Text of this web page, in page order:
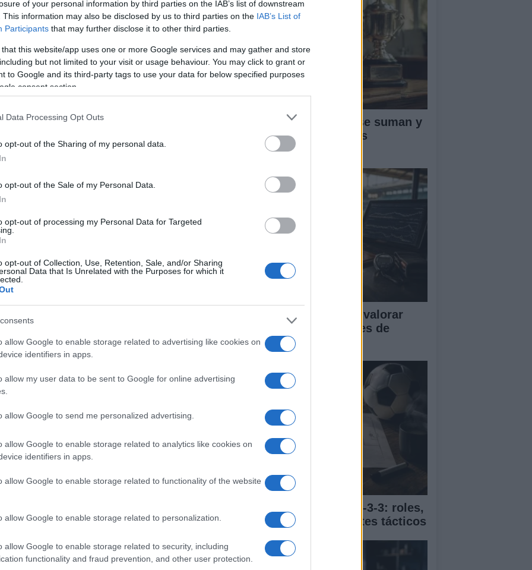
of your personal information by third parties on the IAB’s list of downstream
This information may also be disclosed by us to third parties on the IAB’s List of
Participants that may further disclose it to other third parties.
that this website/app uses one or more Google services and may gather and store
but not limited to your visit or usage behaviour. You may click to grant or
to Google and its third-party tags to use your data for below specified purposes
consent section.
Data Processing Opt Outs
opt-out of the Sharing of my personal data.
opt-out of the Sale of my Personal Data.
opt-out of processing my Personal Data for Targeted
opt-out of Collection, Use, Retention, Sale, and/or Sharing
Data that Is Unrelated with the Purposes for which it
allow Google to enable storage related to advertising like cookies on
identifiers in apps.
allow my user data to be sent to Google for online advertising
allow Google to send me personalized advertising.
allow Google to enable storage related to analytics like cookies on
identifiers in apps.
allow Google to enable storage related to functionality of the website
allow Google to enable storage related to personalization.
allow Google to enable storage related to security, including
functionality and fraud prevention, and other user protection.
hasta el fútbol.
comoJuan Montilla Lluchen powerchair,
yLuis Tomás García Ruiz
perseverancia y dedicación.
y equipos promesa
de los
Entre los finalistas se encuentran
son clave en el desarrollo y formación de los
se destacan equipos como elCDS Alevín
Navarro Jordán
del deporte en Villena y son un reflejo del trabajo
Puntos ATP: cómo se suman y
defienden en el tenis
profesional
Métricas clave para valorar
amistosos y sesiones de
entrenamiento
Guía completa del 4-3-3: roles,
movimientos y ajustes tácticos